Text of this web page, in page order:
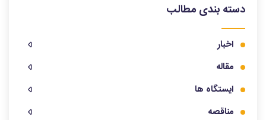
دسته بندی مطالب
اخبار
مقاله
ایستگاه ها
مناقصه